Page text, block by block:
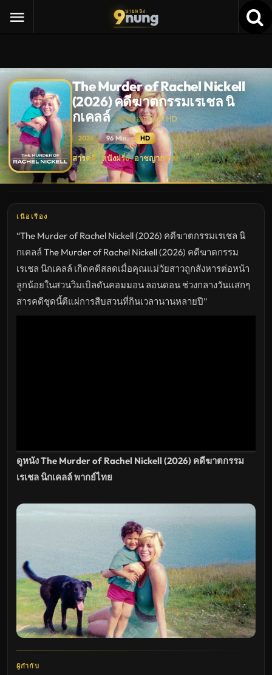
9นายหนัง
nung
The Murder of Rachel Nickell
(2026) คดีฆาตกรรมเรเชล นิ
กเคลล์ ดูหนังออนไลน์ HD
2026 96 Min. HD
The
Murder
of
Rachel
คดี
รม
เรเชล
นิ
กเคลล์
ดู
หนัง
ใหม่
พากย์
ไทย
สารคดี · หนังฝรั่ง · อาชญากรรม
เนื้อเรื่อง
“The Murder of Rachel Nickell (2026) คดีฆาตกรรมเรเชล นิ
กเคลล์ The Murder of Rachel Nickell (2026) คดีฆาตกรรม
เรเชล นิกเคลล์ เกิดคดีสลดเมื่อคุณแม่วัยสาวถูกสังหารต่อหน้า
ลูกน้อยในสวนวิมเบิลดันคอมมอน ลอนดอน ช่วงกลางวันแสกๆ
สารคดีชุดนี้ตีแผ่การสืบสวนที่กินเวลานานหลายปี”
ดูหนัง The Murder of Rachel Nickell (2026) คดีฆาตกรรม
เรเชล นิกเคลล์ พากย์ไทย
ผู้กำกับ